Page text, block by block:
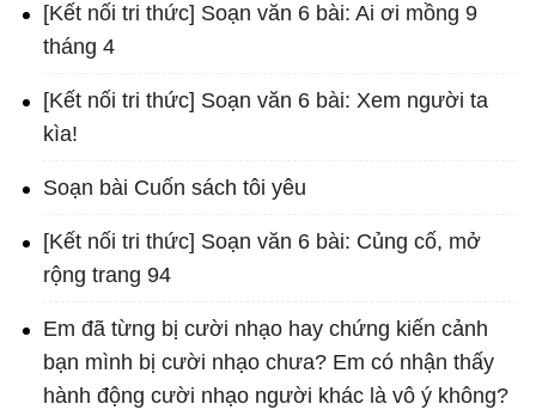
[Kết nối tri thức] Soạn văn 6 bài: Ai ơi mồng 9
tháng 4
[Kết nối tri thức] Soạn văn 6 bài: Xem người ta
kìa!
Soạn bài Cuốn sách tôi yêu
[Kết nối tri thức] Soạn văn 6 bài: Củng cố, mở
rộng trang 94
Em đã từng bị cười nhạo hay chứng kiến cảnh
bạn mình bị cười nhạo chưa? Em có nhận thấy
hành động cười nhạo người khác là vô ý không?